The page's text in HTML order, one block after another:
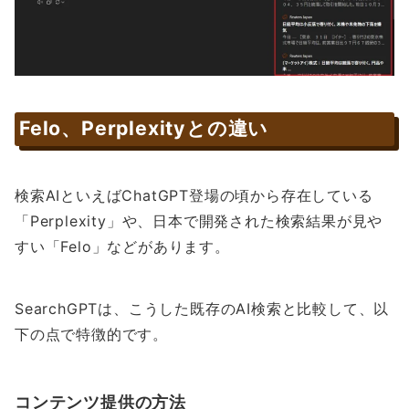
Felo、Perplexityとの違い
検索AIといえばChatGPT登場の頃から存在している
「Perplexity」や、日本で開発された検索結果が見や
すい「Felo」などがあります。
SearchGPTは、こうした既存のAI検索と比較して、以
下の点で特徴的です。
コンテンツ提供の方法